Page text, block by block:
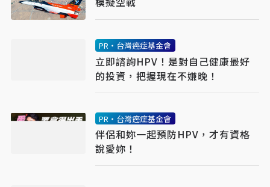
PR・台灣癌症基金會
立即諮詢HPV！是對自己健康最好
的投資，把握現在不嫌晚！
PR・台灣癌症基金會
伴侶和妳一起預防HPV，才有資格
說愛妳！